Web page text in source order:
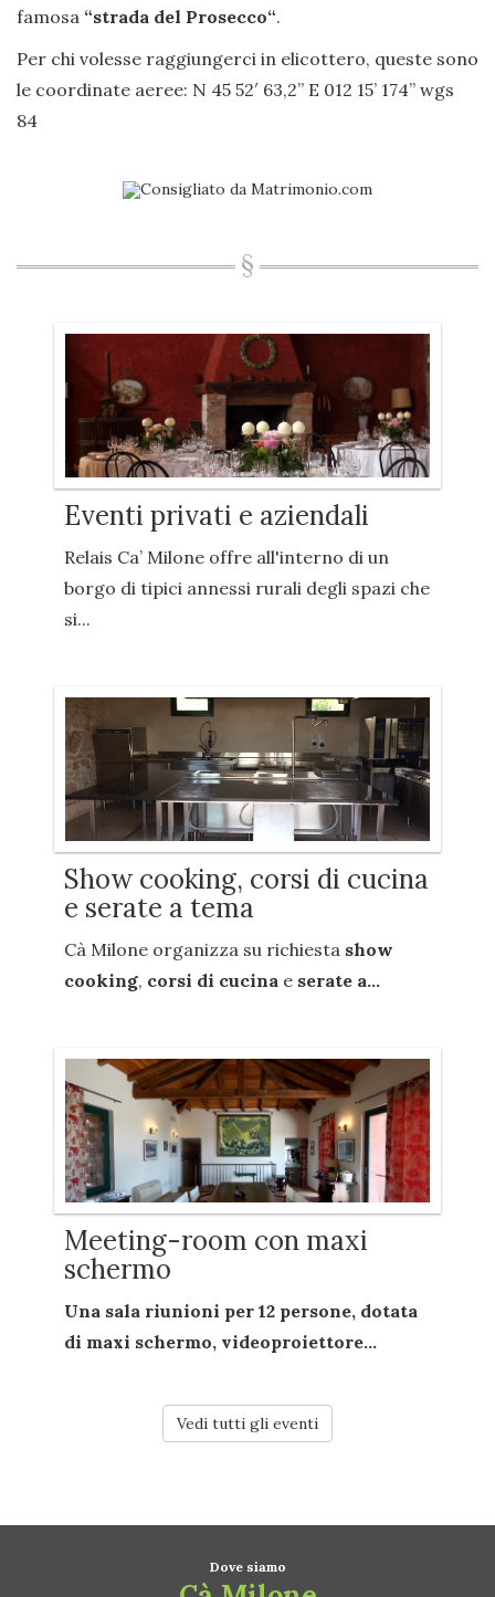
famosa “strada del Prosecco“.
Per chi volesse raggiungerci in elicottero, queste sono
le coordinate aeree: N 45 52′ 63,2” E 012 15’ 174’’ wgs
84
Eventi privati e aziendali
Relais Ca’ Milone offre all'interno di un
borgo di tipici annessi rurali degli spazi che
si...
Show cooking, corsi di cucina
e serate a tema
Cà Milone organizza su richiesta show
cooking, corsi di cucina e serate a...
Meeting-room con maxi
schermo
Una sala riunioni per 12 persone, dotata
di maxi schermo, videoproiettore...
Vedi tutti gli eventi
Dove siamo